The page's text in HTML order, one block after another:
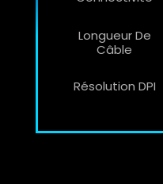
Longueur De
Câble
Résolution DPI